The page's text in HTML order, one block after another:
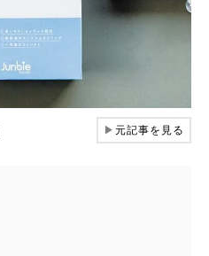
▶元記事を見る